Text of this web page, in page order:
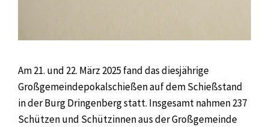
Am 21. und 22. März 2025 fand das diesjährige
Großgemeindepokalschießen auf dem Schießstand
in der Burg Dringenberg statt. Insgesamt nahmen 237
Schützen und Schützinnen aus der Großgemeinde